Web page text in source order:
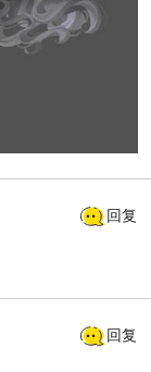
回复
回复